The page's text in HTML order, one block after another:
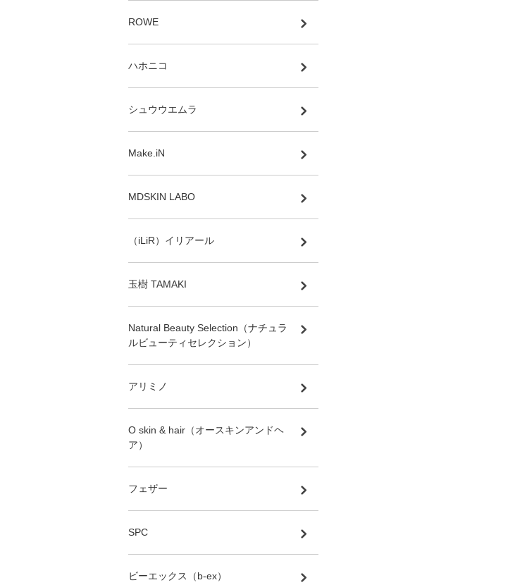
ROWE
ハホニコ
シュウウエムラ
Make.iN
MDSKIN LABO
（iLiR）イリアール
玉樹 TAMAKI
Natural Beauty Selection（ナチュラ
ルビューティセレクション）
アリミノ
O skin & hair（オースキンアンドヘ
ア）
フェザー
SPC
ビーエックス（b-ex）